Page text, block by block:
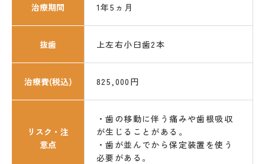
治療期間 1年5ヵ月
抜歯 上左右小臼歯2本
治療費(税込) 825,000円
リスク・注
意点
・歯の移動に伴う痛みや歯根吸収
が生じることがある。
・歯が並んでから保定装置を使う
必要がある。